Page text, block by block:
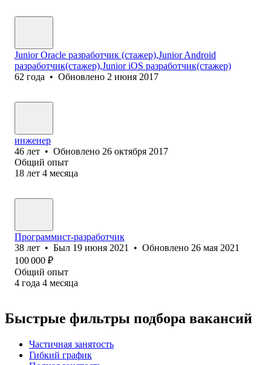
Junior Oracle разработчик (стажер),Junior Android
разработчик(стажер),Junior iOS разработчик(стажер)
62 года • Обновлено 2 июня 2017
инженер
46 лет • Обновлено 26 октября 2017
Общий опыт
18 лет 4 месяца
Программист-разработчик
38 лет • Был 19 июня 2021 • Обновлено 26 мая 2021
100 000 ₽
Общий опыт
4 года 4 месяца
Быстрые фильтры подбора вакансий
Частичная занятость
Гибкий график